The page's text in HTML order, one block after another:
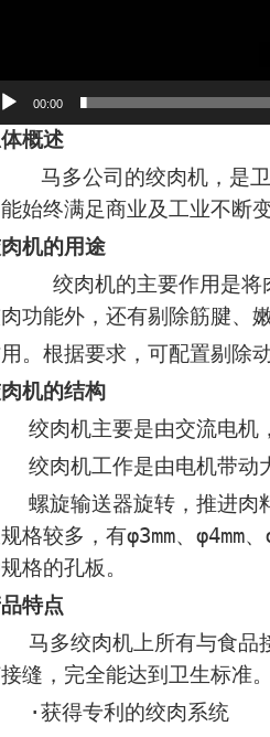
00:00
概述
多公司的绞肉机，是卫生
始终满足商业及工业不断
机的用途
肉机的主要作用是将肉料
功能外，还有剔除筋腱、
。根据要求，可配置剔除
机的结构
肉机主要是由交流电机，
肉机工作是由电机带动大
旋输送器旋转，推进肉料
格较多，有φ3mm、φ4mm、
格的孔板。
特点
多绞肉机上所有与食品接
缝，完全能达到卫生标准。
获得专利的绞肉系统